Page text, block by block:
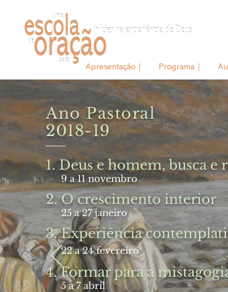
Apresentação | Programa |
Ano Pastoral
2018-19
1. Deus e homem, busca e
9 a 11 novembro
2. O crescimento interior
25 a 27 janeiro
3. Experiência
22 a 24 fevereiro
4. Formar para a
5 a 7 abril